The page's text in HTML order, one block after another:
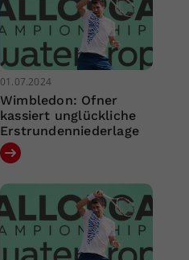
01.07.2024
Wimbledon: Ofner
kassiert unglückliche
Erstrundenniederlage